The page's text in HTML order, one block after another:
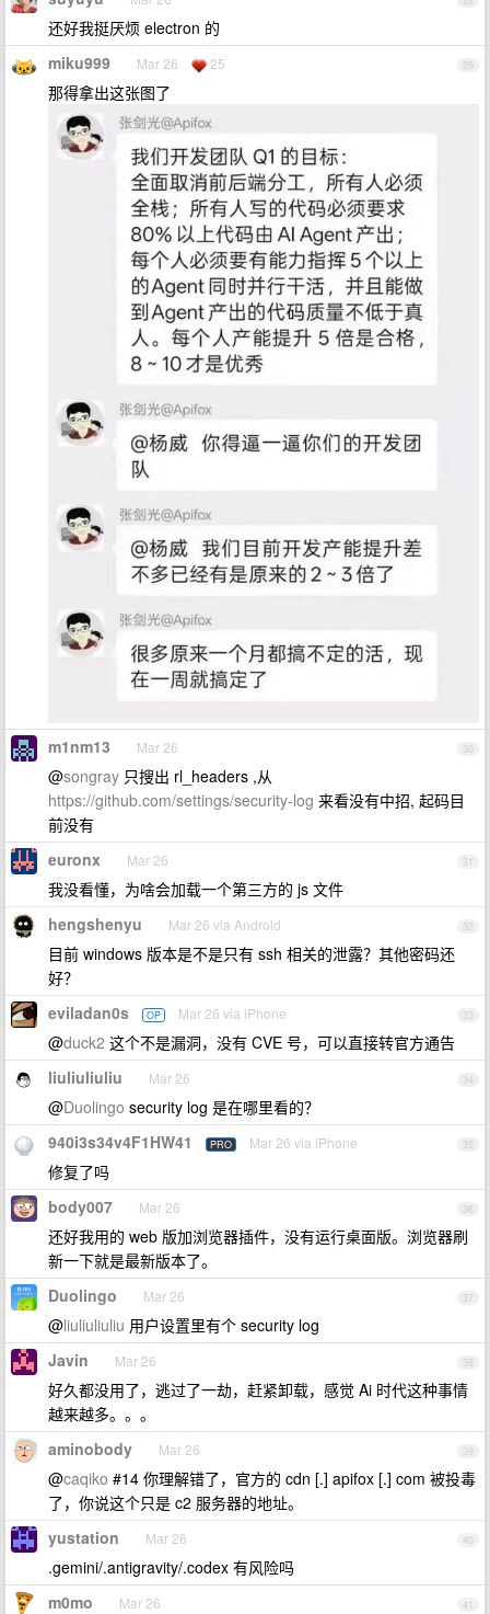
还好我挺厌烦 electron 的
29
miku999 Mar 26 25
那得拿出这张图了
30
m1nm13 Mar 26
@songray 只搜出 rl_headers ,从
https://github.com/settings/security-log 来看没有中招, 起码目
前没有
31
euronx Mar 26
我没看懂，为啥会加载一个第三方的 js 文件
32
hengshenyu Mar 26 via Android
目前 windows 版本是不是只有 ssh 相关的泄露？其他密码还
好？
33
eviladan0s OP Mar 26 via iPhone
@duck2 这个不是漏洞，没有 CVE 号，可以直接转官方通告
34
liuliuliuliu Mar 26
@Duolingo security log 是在哪里看的？
35
940i3s34v4F1HW41 PRO Mar 26 via iPhone
修复了吗
36
body007 Mar 26
还好我用的 web 版加浏览器插件，没有运行桌面版。浏览器刷
新一下就是最新版本了。
37
Duolingo Mar 26
@liuliuliuliu 用户设置里有个 security log
38
Javin Mar 26
好久都没用了，逃过了一劫，赶紧卸载，感觉 Ai 时代这种事情
越来越多。。。
39
aminobody Mar 26
@caqiko #14 你理解错了，官方的 cdn [.] apifox [.] com 被投毒
了，你说这个只是 c2 服务器的地址。
40
yustation Mar 26
.gemini/.antigravity/.codex 有风险吗
41
m0mo Mar 26